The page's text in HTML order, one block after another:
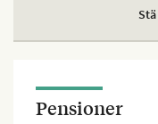
Pensioner